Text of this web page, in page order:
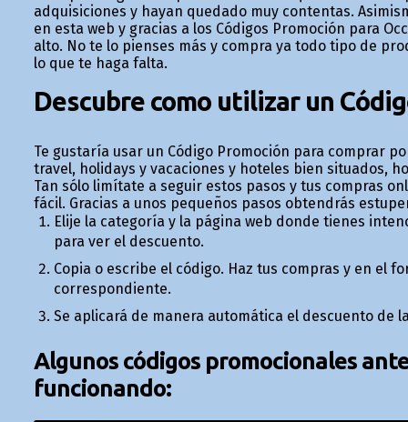
adquisiciones y hayan quedado muy contentas.
en esta web y gracias a los Códigos Promoción para
alto. No te lo pienses más y compra ya todo tipo de
lo que te haga falta.
Descubre como utilizar un
Te gustaría usar un Código Promoción para comprar
travel, holidays y vacaciones y hoteles bien situados,
Tan sólo limítate a seguir estos pasos y tus compras
fácil. Gracias a unos pequeños pasos obtendrás
Elije la categoría y la página web donde tienes
para ver el descuento.
Copia o escribe el código. Haz tus compras y en el
correspondiente.
Se aplicará de manera automática el descuento de
Algunos códigos promocionales
funcionando: